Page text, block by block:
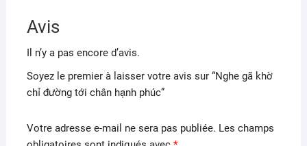
Avis
Il n’y a pas encore d’avis.
Soyez le premier à laisser votre avis sur “Nghe gã khờ
chỉ đường tới chân hạnh phúc”
Votre adresse e-mail ne sera pas publiée. Les champs